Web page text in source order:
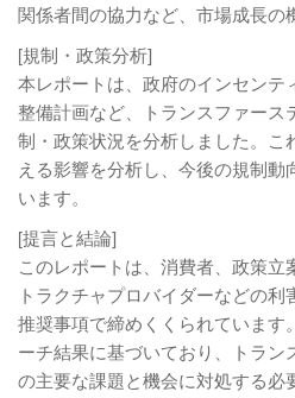
関係者間の協力など、市場成長の
[規制・政策分析]
本レポートは、政府のインセンテ
整備計画など、トランスファース
制・政策状況を分析しました。こ
える影響を分析し、今後の規制動
います。
[提言と結論]
このレポートは、消費者、政策立
トラクチャプロバイダーなどの
推奨事項で締めくくられています
ーチ結果に基づいており、トラン
の主要な課題と機会に対処する必